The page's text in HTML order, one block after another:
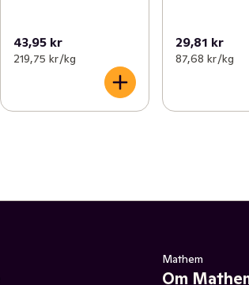
43,95 kr
219,75 kr /kg
29,81 kr
87,68 kr /kg
Mathem
Om